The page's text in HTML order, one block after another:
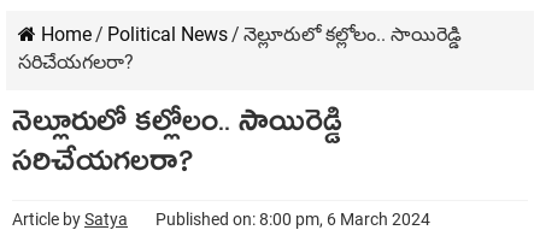
Home/ Political News/ నెల్లూరులో క‌ల్లోలం.. సాయిరెడ్డి
స‌రిచేయ‌గ‌ల‌రా?
నెల్లూరులో క‌ల్లోలం.. సాయిరెడ్డి
స‌రిచేయ‌గ‌ల‌రా?
Article bySatya Published on: 8:00 pm, 6 March 2024